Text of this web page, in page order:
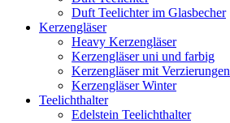
Duft Teelichter im Glasbecher
Kerzengläser
Heavy Kerzengläser
Kerzengläser uni und farbig
Kerzengläser mit Verzierungen
Kerzengläser Winter
Teelichthalter
Edelstein Teelichthalter